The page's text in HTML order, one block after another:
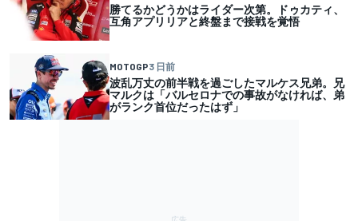
勝てるかどうかはライダー次第。ドゥカティ、
互角アプリリアと終盤まで接戦を覚悟
MOTOGP3 日前
波乱万丈の前半戦を過ごしたマルケス兄弟。兄
マルクは「バルセロナでの事故がなければ、弟
がランク首位だったはず」